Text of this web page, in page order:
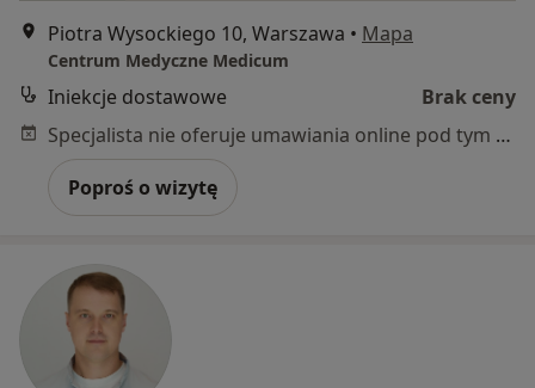
Piotra Wysockiego 10, Warszawa • Mapa
Centrum Medyczne Medicum
Iniekcje dostawowe
Brak ceny
Specjalista nie oferuje umawiania online pod tym adresem.
Poproś o wizytę